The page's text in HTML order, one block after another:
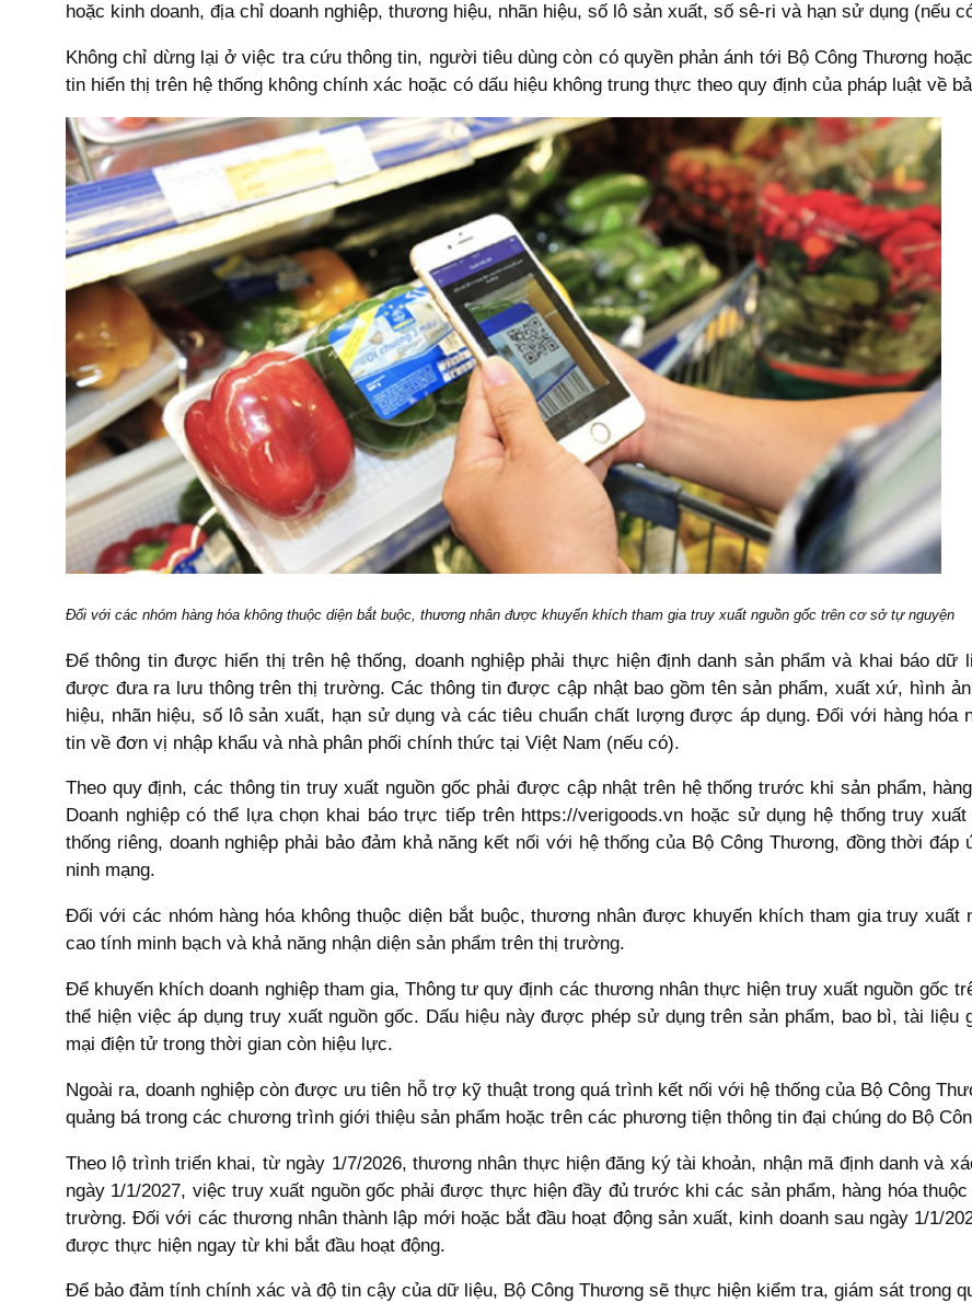
hoặc kinh doanh, địa chỉ doanh nghiệp, thương hiệu, nhãn hiệu, số lô sản xuất, số sê-ri và hạn sử dụng (nếu
Không chỉ dừng lại ở việc tra cứu thông tin, người tiêu dùng còn có quyền phản ánh tới Bộ Công Thương
tin hiển thị trên hệ thống không chính xác hoặc có dấu hiệu không trung thực theo quy định của pháp luật về
Đối với các nhóm hàng hóa không thuộc diện bắt buộc, thương nhân được khuyến khích tham gia truy xuất nguồn gốc trên cơ sở tự nguyện
Để thông tin được hiển thị trên hệ thống, doanh nghiệp phải thực hiện định danh sản phẩm và khai báo
được đưa ra lưu thông trên thị trường. Các thông tin được cập nhật bao gồm tên sản phẩm, xuất xứ, hình
hiệu, nhãn hiệu, số lô sản xuất, hạn sử dụng và các tiêu chuẩn chất lượng được áp dụng. Đối với hàng hóa
tin về đơn vị nhập khẩu và nhà phân phối chính thức tại Việt Nam (nếu có).
Theo quy định, các thông tin truy xuất nguồn gốc phải được cập nhật trên hệ thống trước khi sản phẩm,
Doanh nghiệp có thể lựa chọn khai báo trực tiếp trên https://verigoods.vn hoặc sử dụng hệ thống truy
thống riêng, doanh nghiệp phải bảo đảm khả năng kết nối với hệ thống của Bộ Công Thương, đồng thời
ninh mạng.
Đối với các nhóm hàng hóa không thuộc diện bắt buộc, thương nhân được khuyến khích tham gia truy
cao tính minh bạch và khả năng nhận diện sản phẩm trên thị trường.
Để khuyến khích doanh nghiệp tham gia, Thông tư quy định các thương nhân thực hiện truy xuất nguồn gốc
thể hiện việc áp dụng truy xuất nguồn gốc. Dấu hiệu này được phép sử dụng trên sản phẩm, bao bì, tài
mại điện tử trong thời gian còn hiệu lực.
Ngoài ra, doanh nghiệp còn được ưu tiên hỗ trợ kỹ thuật trong quá trình kết nối với hệ thống của Bộ Công
quảng bá trong các chương trình giới thiệu sản phẩm hoặc trên các phương tiện thông tin đại chúng do Bộ
Theo lộ trình triển khai, từ ngày 1/7/2026, thương nhân thực hiện đăng ký tài khoản, nhận mã định danh và
ngày 1/1/2027, việc truy xuất nguồn gốc phải được thực hiện đầy đủ trước khi các sản phẩm, hàng hóa
trường. Đối với các thương nhân thành lập mới hoặc bắt đầu hoạt động sản xuất, kinh doanh sau ngày 1/1/
được thực hiện ngay từ khi bắt đầu hoạt động.
Để bảo đảm tính chính xác và độ tin cậy của dữ liệu, Bộ Công Thương sẽ thực hiện kiểm tra, giám sát trong